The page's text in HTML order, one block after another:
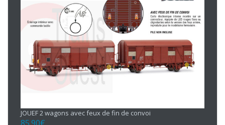
JOUEF 2 wagons avec feux de fin de convoi